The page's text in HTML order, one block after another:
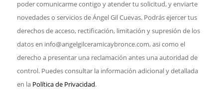
poder comunicarme contigo y atender tu solicitud, y enviarte
novedades o servicios de Ángel Gil Cuevas. Podrás ejercer tus
derechos de acceso, rectificación, limitación y supresión de los
datos en info@angelgilceramicaybronce.com, asi como el
derecho a presentar una reclamación antes una autoridad de
control. Puedes consultar la información adicional y detallada
en la Política de Privacidad.